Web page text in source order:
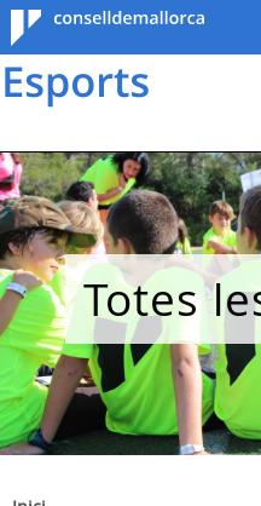
Consell de
Mallorca
Totes